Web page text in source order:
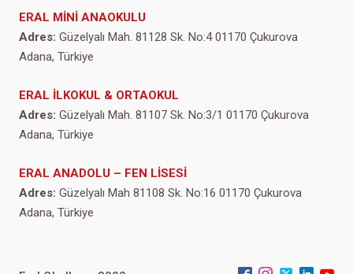
ERAL MİNİ ANAOKULU
Adres: Güzelyalı Mah. 81128 Sk. No:4 01170 Çukurova
Adana, Türkiye
ERAL İLKOKUL & ORTAOKUL
Adres: Güzelyalı Mah. 81107 Sk. No:3/1 01170 Çukurova
Adana, Türkiye
ERAL ANADOLU – FEN LİSESİ
Adres: Güzelyalı Mah 81108 Sk. No:16 01170 Çukurova
Adana, Türkiye